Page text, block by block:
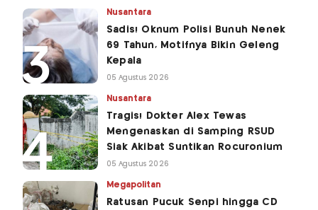
Nusantara
Sadis! Oknum Polisi Bunuh Nenek
69 Tahun, Motifnya Bikin Geleng
Kepala
05 Agustus 2026
Nusantara
Tragis! Dokter Alex Tewas
Mengenaskan di Samping RSUD
Siak Akibat Suntikan Rocuronium
05 Agustus 2026
Megapolitan
Ratusan Pucuk Senpi hingga CD